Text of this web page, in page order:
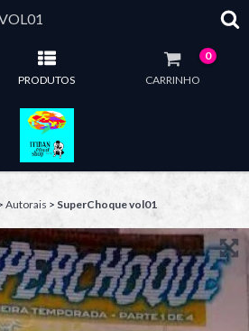
PRODUTOS CARRINHO
0
Autorais > SuperChoque vol01